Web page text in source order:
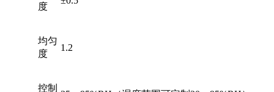
度
均匀
度
1.2
控制